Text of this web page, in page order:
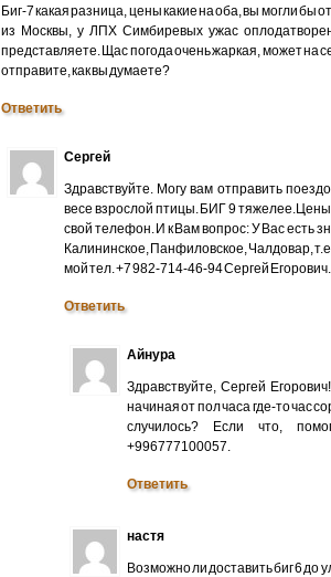
Биг-7 какая разница, цены какие на оба, вы могли бы
из Москвы, у ЛПХ Симбиревых ужас
представляете. Щас погода очень жаркая, может на
отправите, как вы думаете?
Ответить
Сергей
Здравствуйте. Могу вам отправить
весе взрослой птицы. БИГ 9
свой телефон. И к Вам вопрос: У Вас есть
Калининское, Панфиловское, Чалдовар,
мой тел. +7 982-714-46-94 Сергей Егорович.
Ответить
Айнура
Здравствуйте, Сергей
начиная от пол часа где-то час
случилось? Если что,
+996777100057.
Ответить
настя
Возможно ли доставить биг 6 до